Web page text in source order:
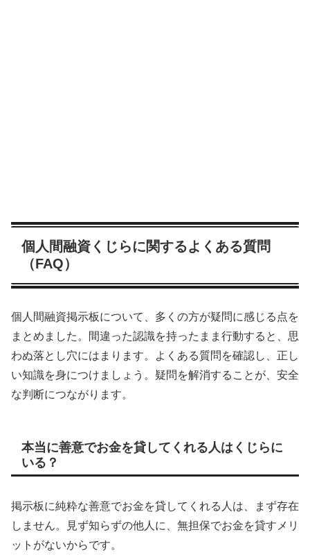
個人間融資くじらに関するよくある質問
（FAQ）
個人間融資掲示板について、多くの方が疑問に感じる点を
まとめました。間違った認識を持ったまま行動すると、思
わぬ落とし穴にはまります。よくある質問を確認し、正し
い知識を身につけましょう。疑問を解消することが、安全
な判断につながります。
本当に善意でお金を貸してくれる人はくじらに
いる？
掲示板に純粋な善意でお金を貸してくれる人は、まず存在
しません。見ず知らずの他人に、無担保でお金を貸すメリ
ットがないからです。